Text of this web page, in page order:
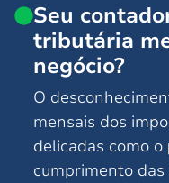
Seu
tributária
negócio?
O
mensais dos
delicadas como o
cumprimento das